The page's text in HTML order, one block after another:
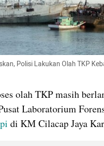
Polisi Lakukan Olah TKP
olah TKP masih
di KM Cilacap Jaya